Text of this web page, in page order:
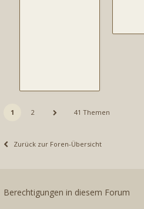
1 2 41 Themen
Zurück zur Foren-Übersicht
Berechtigungen in diesem Forum